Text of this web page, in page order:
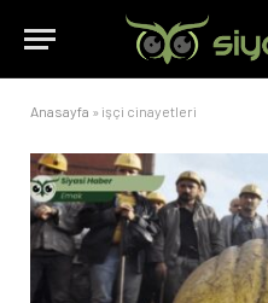
Anasayfa » işçi cinayetleri